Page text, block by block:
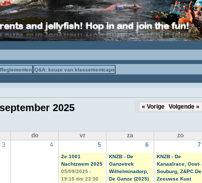
Reglementen Q&A: keuze van klassementcaps
september 2025 « Vorige Volgende »
do vr za
zo
3 4 5 6 7
2e 1001
Nachtzwem 2025
05/09/2025 -
19:15 t/m 23:30
KNZB - De
Ganzetrek
Wilhelminadorp,
De Ganze (2025)
KNZB - De
Kanaalrace, Oost-
Souburg, Z&PC De
Zeeuwse Kust